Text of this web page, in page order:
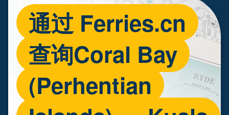
通过 Ferries.cn
查询Coral Bay
(Perhentian